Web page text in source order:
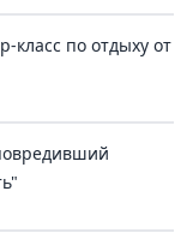
класс по отдыху от